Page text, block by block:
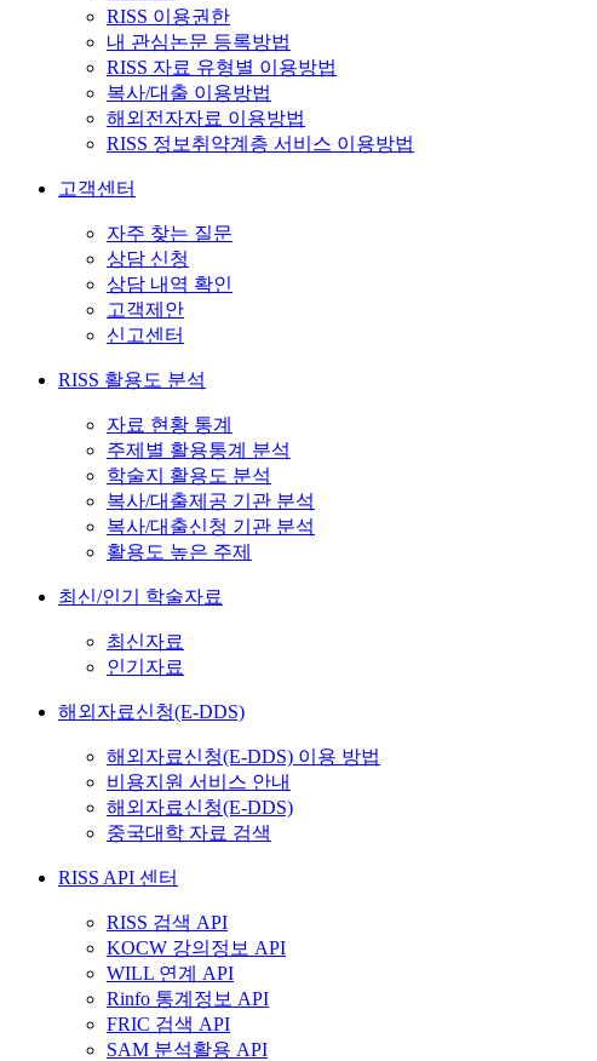
RISS 이용권한
내 관심논문 등록방법
RISS 자료 유형별 이용방법
복사/대출 이용방법
해외전자자료 이용방법
RISS 정보취약계층 서비스 이용방법
고객센터
자주 찾는 질문
상담 신청
상담 내역 확인
고객제안
신고센터
RISS 활용도 분석
자료 현황 통계
주제별 활용통계 분석
학술지 활용도 분석
복사/대출제공 기관 분석
복사/대출신청 기관 분석
활용도 높은 주제
최신/인기 학술자료
최신자료
인기자료
해외자료신청(E-DDS)
해외자료신청(E-DDS) 이용 방법
비용지원 서비스 안내
해외자료신청(E-DDS)
중국대학 자료 검색
RISS API 센터
RISS 검색 API
KOCW 강의정보 API
WILL 연계 API
Rinfo 통계정보 API
FRIC 검색 API
SAM 분석활용 API